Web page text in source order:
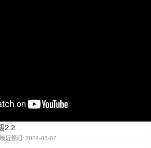
2-2
最近修訂: 2024-05-07